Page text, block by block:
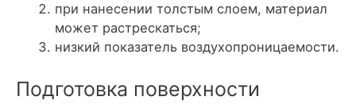
при нанесении толстым слоем, материал
может растрескаться;
низкий показатель воздухопроницаемости.
Подготовка поверхности